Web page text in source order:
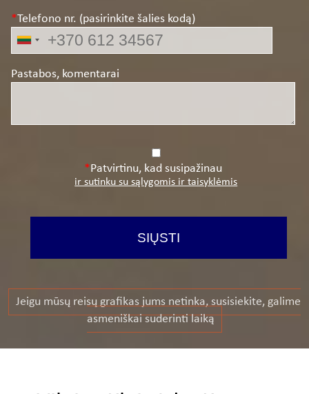
Telefono nr. (pasirinkite šalies kodą)
Pastabos, komentarai
Patvirtinu, kad susipažinau
ir sutinku su sąlygomis ir taisyklėmis
Jeigu mūsų reisų grafikas jums netinka, susisiekite, galime
asmeniškai suderinti laiką